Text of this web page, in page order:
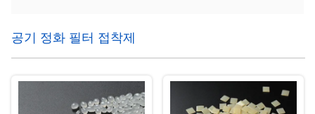
공기 정화 필터 접착제